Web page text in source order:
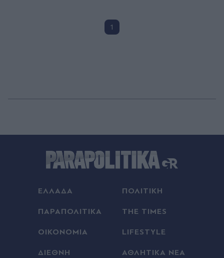
1
ΕΛΛΑΔΑ ΠΟΛΙΤΙΚΗ
ΠΑΡΑΠΟΛΙΤΙΚΑ THE TIMES
ΟΙΚΟΝΟΜΙΑ LIFESTYLE
ΔΙΕΘΝΗ ΑΘΛΗΤΙΚΑ ΝΕΑ